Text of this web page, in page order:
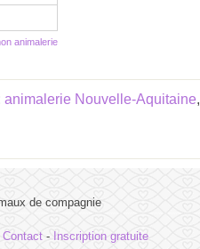
animalerie
animalerie Nouvelle-Aquitaine,
de compagnie
Contact- Inscription gratuite